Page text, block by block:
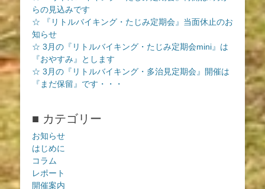
らの見込みです
☆ 『リトルバイキング・たじみ定期会』当面休止のお
知らせ
☆ 3月の『リトルバイキング・たじみ定期会mini』は
『おやすみ』とします
☆ 3月の『リトルバイキング・多治見定期会』開催は
『まだ保留』です・・・
■ カテゴリー
お知らせ
はじめに
コラム
レポート
開催案内